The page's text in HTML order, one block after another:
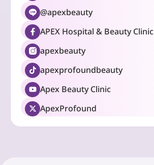
@apexbeauty
APEX Hospital & Beauty Clinic
apexbeauty
apexprofoundbeauty
Apex Beauty Clinic
ApexProfound